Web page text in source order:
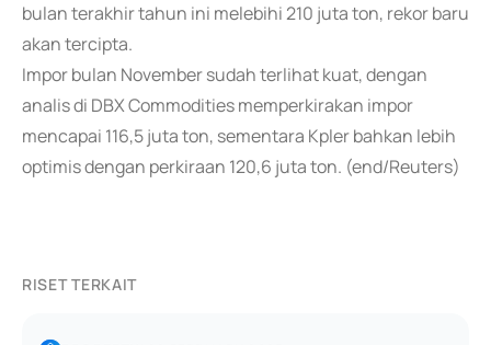
bulan terakhir tahun ini melebihi 210 juta ton, rekor baru
akan tercipta.
Impor bulan November sudah terlihat kuat, dengan
analis di DBX Commodities memperkirakan impor
mencapai 116,5 juta ton, sementara Kpler bahkan lebih
optimis dengan perkiraan 120,6 juta ton. (end/Reuters)
RISET TERKAIT